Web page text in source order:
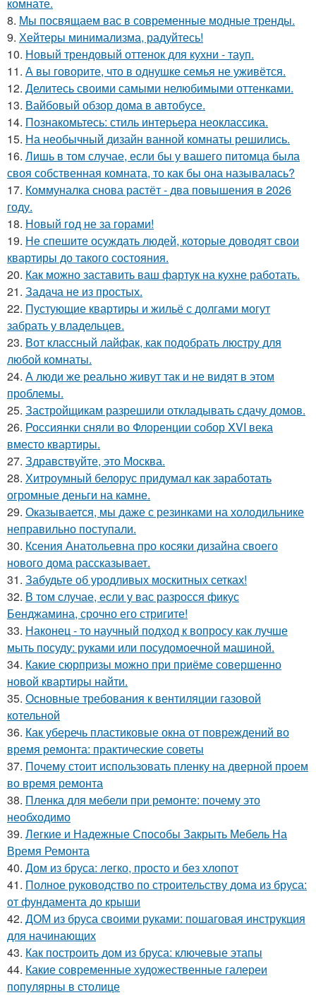
8. Мы посвящаем вас в современные модные тренды.
9. Хейтеры минимализма, радуйтесь!
10. Новый трендовый оттенок для кухни - тауп.
11. А вы говорите, что в однушке семья не уживётся.
12. Делитесь своими самыми нелюбимыми оттенками.
13. Вайбовый обзор дома в автобусе.
14. Познакомьтесь: стиль интерьера неоклассика.
15. На необычный дизайн ванной комнаты решились.
16. Лишь в том случае, если бы у вашего питомца была
своя собственная комната, то как бы она называлась?
17. Коммуналка снова растёт - два повышения в 2026
году.
18. Новый год не за горами!
19. Не спешите осуждать людей, которые доводят свои
квартиры до такого состояния.
20. Как можно заставить ваш фартук на кухне работать.
21. Задача не из простых.
22. Пустующие квартиры и жильё с долгами могут
забрать у владельцев.
23. Вот классный лайфак, как подобрать люстру для
любой комнаты.
24. А люди же реально живут так и не видят в этом
проблемы.
25. Застройщикам разрешили откладывать сдачу домов.
26. Россиянки сняли во Флоренции собор XVI века
вместо квартиры.
27. Здравствуйте, это Москва.
28. Хитроумный белорус придумал как заработать
огромные деньги на камне.
29. Оказывается, мы даже с резинками на холодильнике
неправильно поступали.
30. Ксения Анатольевна про косяки дизайна своего
нового дома рассказывает.
31. Забудьте об уродливых москитных сетках!
32. В том случае, если у вас разросся фикус
Бенджамина, срочно его стригите!
33. Наконец - то научный подход к вопросу как лучше
мыть посуду: руками или посудомоечной машиной.
34. Какие сюрпризы можно при приёме совершенно
новой квартиры найти.
35. Основные требования к вентиляции газовой
котельной
36. Как уберечь пластиковые окна от повреждений во
время ремонта: практические советы
37. Почему стоит использовать пленку на дверной проем
во время ремонта
38. Пленка для мебели при ремонте: почему это
необходимо
39. Легкие и Надежные Способы Закрыть Мебель На
Время Ремонта
40. Дом из бруса: легко, просто и без хлопот
41. Полное руководство по строительству дома из бруса:
от фундамента до крыши
42. ДОМ из бруса своими руками: пошаговая инструкция
для начинающих
43. Как построить дом из бруса: ключевые этапы
44. Какие современные художественные галереи
популярны в столице